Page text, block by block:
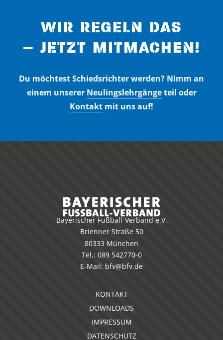
WIR REGELN DAS
– JETZT MITMACHEN!
Du möchtest Schiedsrichter werden? Nimm an
einem unserer Neulingslehrgängeteil oder
Kontakt mit uns auf!
Bayerischer Fußball-Verband e.V.
Brienner Straße 50
80333 München
Tel.: 089 542770-0
E-Mail: bfv@bfv.de
KONTAKT
DOWNLOADS
IMPRESSUM
DATENSCHUTZ